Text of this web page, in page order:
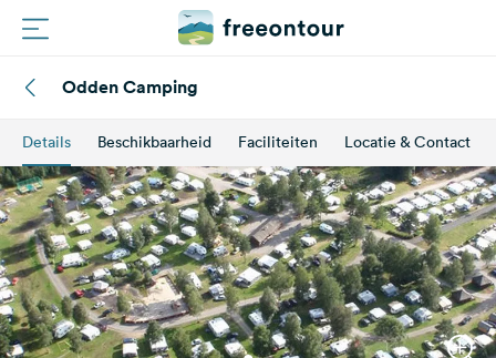
Campings
Magazine
Partners
Registreren
Odden Camping
Details Beschikbaarheid Faciliteiten Locatie & Contact